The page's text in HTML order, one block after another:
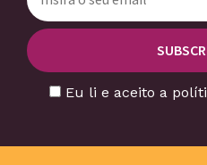
Eu li e aceito a